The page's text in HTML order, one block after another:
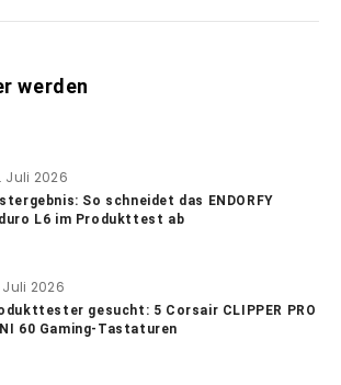
werden
Juli 2026
So schneidet das ENDORFY
L6 im Produkttest ab
Juli 2026
gesucht: 5 Corsair CLIPPER PRO
60 Gaming-Tastaturen